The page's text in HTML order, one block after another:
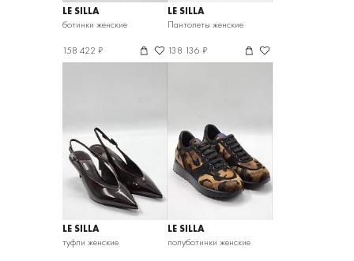
LE SILLA
ботинки женские
158 422 ₽
LE SILLA
Пантолеты женские
138 136 ₽
LE SILLA
туфли женские
LE SILLA
полуботинки женские